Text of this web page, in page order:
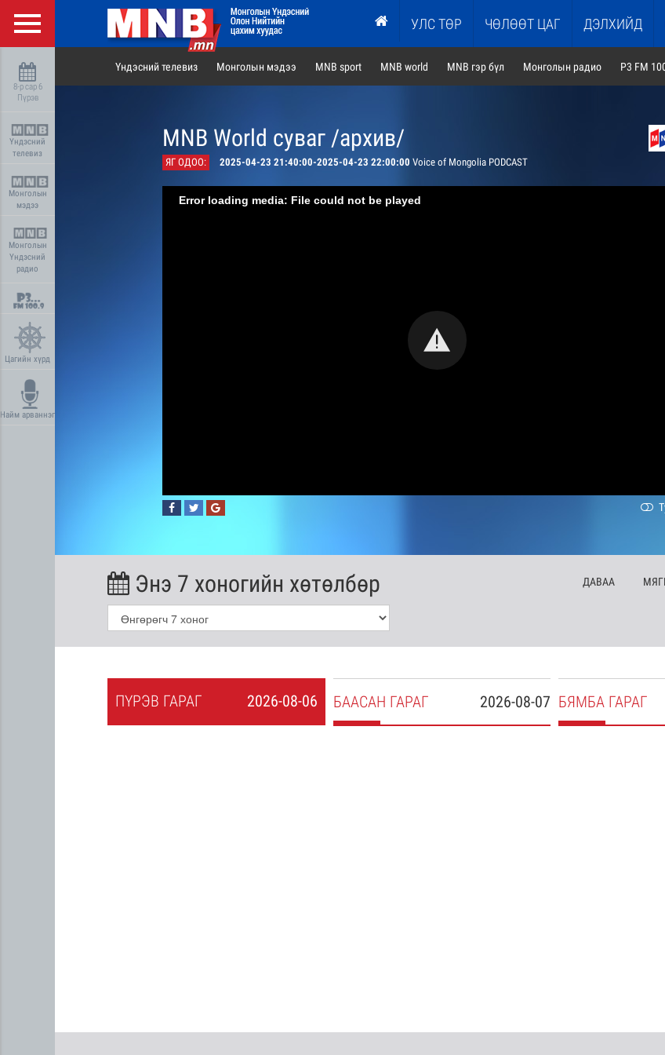
УЛС ТӨР ЧӨЛӨӨТ ЦАГ ДЭЛХИЙД
8-р сар 6
Пүрэв
Үндэсний
телевиз
Монголын
мэдээ
Монголын
Үндэсний
радио
Цагийн хүрд
Найм арваннэг
Үндэсний телевиз Монголын мэдээ MNB sport MNB world MNB гэр бүл Монголын радио P3 FM
MNB World суваг /архив/
ЯГ ОДОО: 2025-04-23 21:40:00-2025-04-23 22:00:00 Voice of Mongolia PODCAST
Error loading media: File could not be played
Энэ 7 хоногийн хөтөлбөр ДАВАА МЯ
2026-08-06
ПҮРЭВ ГАРАГ 2026-08-07
БААСАН ГАРАГ БЯМБА ГАРАГ